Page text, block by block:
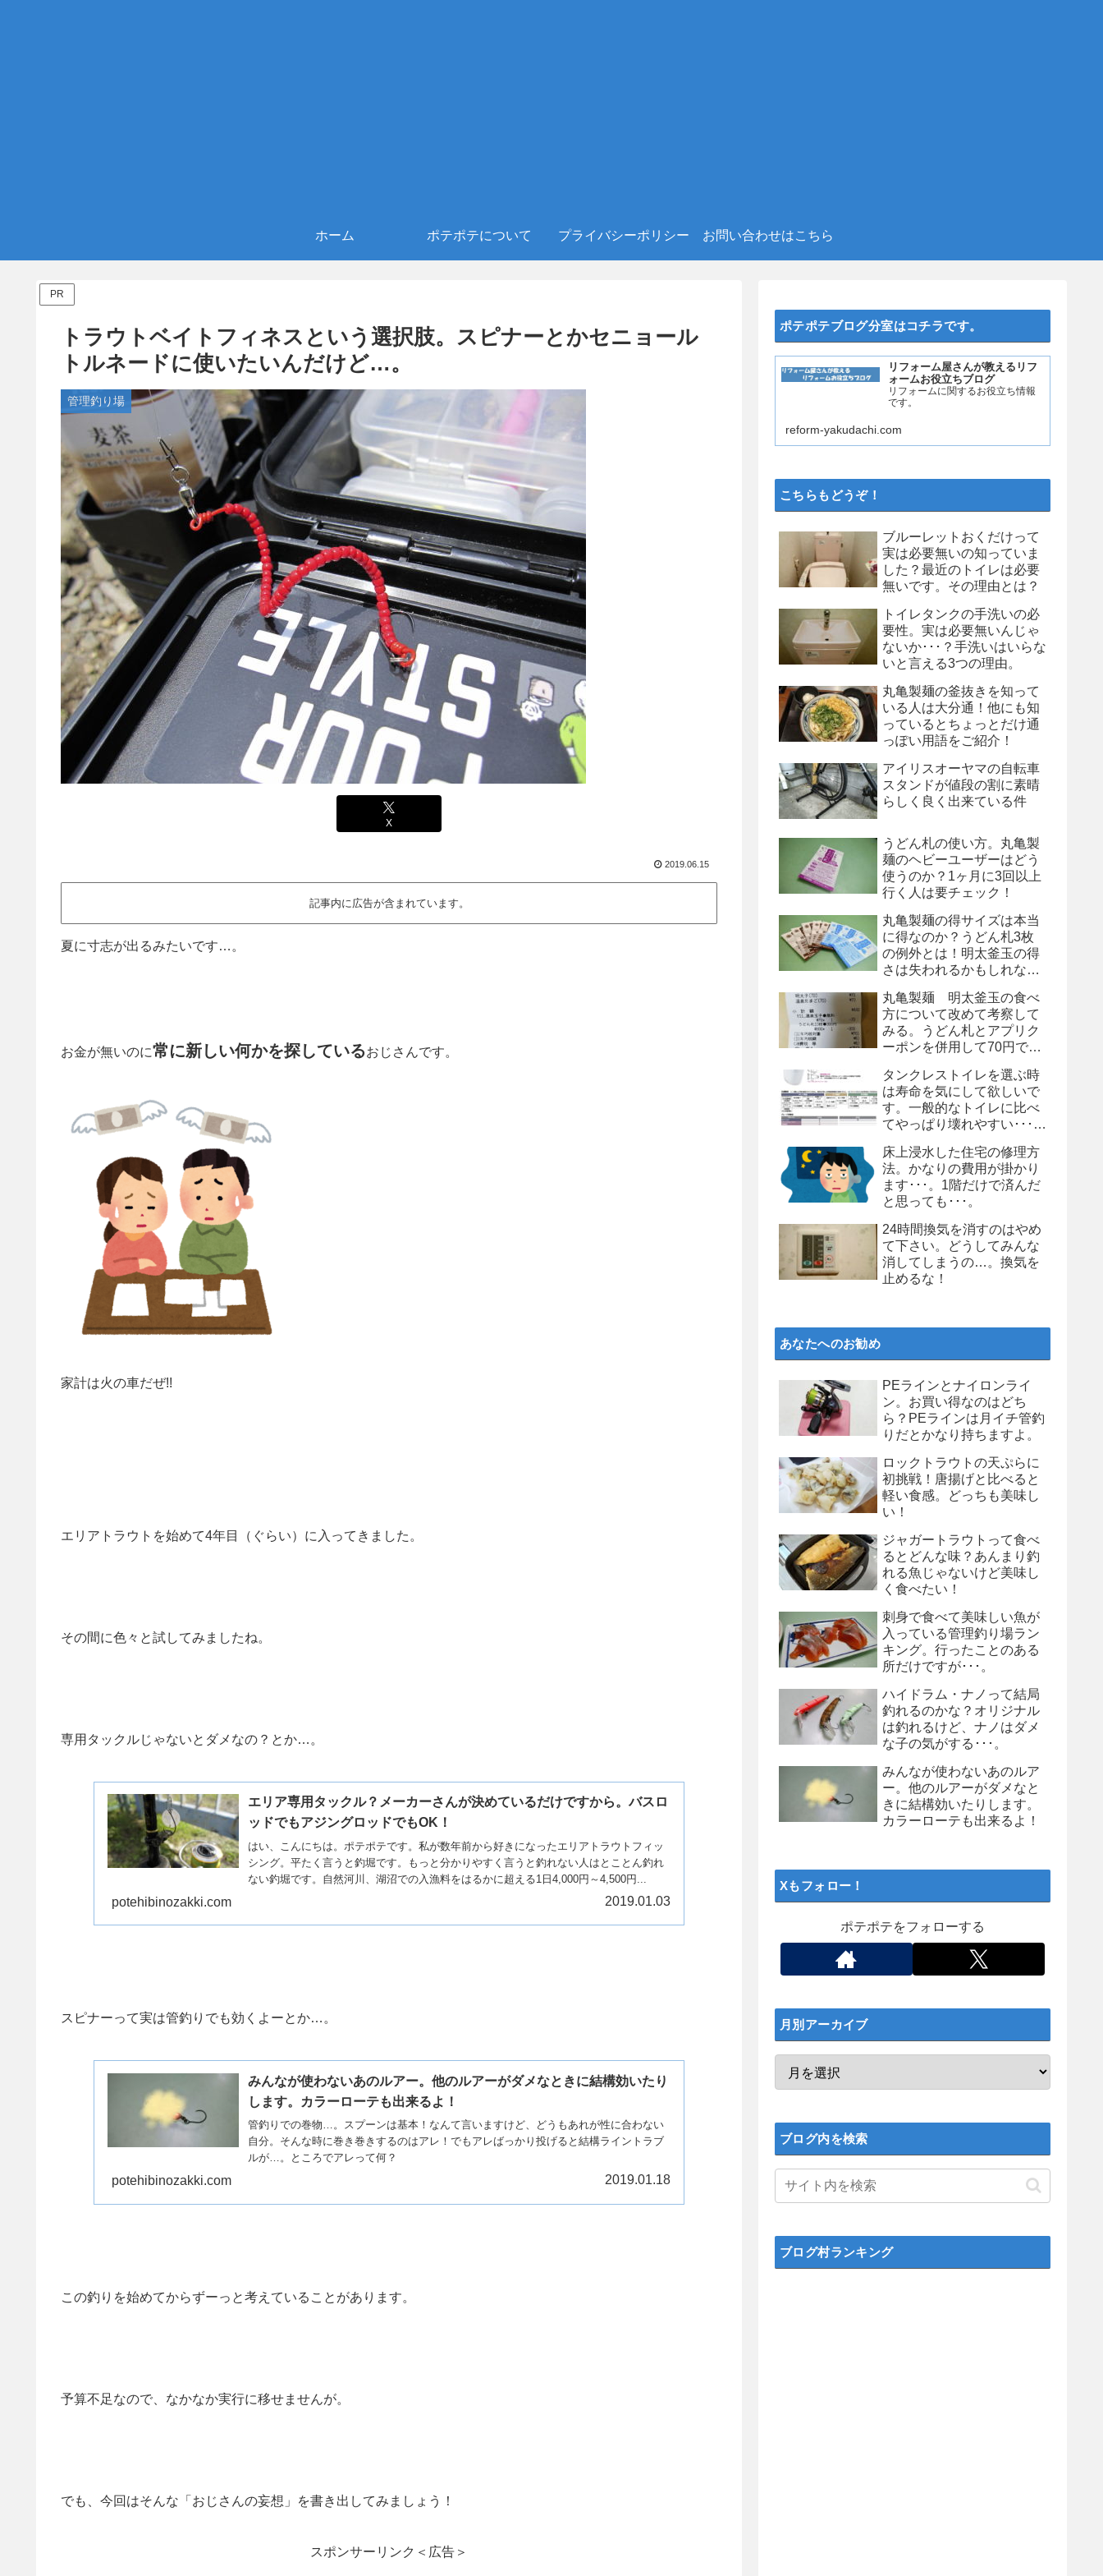
ホーム ポテポテについて プライバシーポリシー お問い合わせはこちら
PR
トラウトベイトフィネスという選択肢。スピナーとかセニョール
トルネードに使いたいんだけど…。
管理釣り場
X
2019.06.15
記事内に広告が含まれています。
夏に寸志が出るみたいです…。
お金が無いのに常に新しい何かを探しているおじさんです。
家計は火の車だぜ!!
エリアトラウトを始めて4年目（ぐらい）に入ってきました。
その間に色々と試してみましたね。
専用タックルじゃないとダメなの？とか…。
エリア専用タックル？メーカーさんが決めているだけですから。バスロ
ッドでもアジングロッドでもOK！
はい、こんにちは。ポテポテです。私が数年前から好きになったエリアトラウトフィッ
シング。平たく言うと釣堀です。もっと分かりやすく言うと釣れない人はとことん釣れ
ない釣堀です。自然河川、湖沼での入漁料をはるかに超える1日4,000円～4,500円...
potehibinozakki.com 2019.01.03
スピナーって実は管釣りでも効くよーとか…。
みんなが使わないあのルアー。他のルアーがダメなときに結構効いたり
します。カラーローテも出来るよ！
管釣りでの巻物…。スプーンは基本！なんて言いますけど、どうもあれが性に合わない
自分。そんな時に巻き巻きするのはアレ！でもアレばっかり投げると結構ライントラブ
ルが…。ところでアレって何？
potehibinozakki.com 2019.01.18
この釣りを始めてからずーっと考えていることがあります。
予算不足なので、なかなか実行に移せませんが。
でも、今回はそんな「おじさんの妄想」を書き出してみましょう！
スポンサーリンク＜広告＞
ポテポテブログ分室はコチラです。
リフォーム屋さんが教えるリフ
ォームお役立ちブログ
リフォームに関するお役立ち情報
です。
reform-yakudachi.com
こちらもどうぞ！
ブルーレットおくだけって
実は必要無いの知っていま
した？最近のトイレは必要
無いです。その理由とは？
トイレタンクの手洗いの必
要性。実は必要無いんじゃ
ないか･･･？手洗いはいらな
いと言える3つの理由。
丸亀製麺の釜抜きを知って
いる人は大分通！他にも知
っているとちょっとだけ通
っぽい用語をご紹介！
アイリスオーヤマの自転車
スタンドが値段の割に素晴
らしく良く出来ている件
うどん札の使い方。丸亀製
麺のヘビーユーザーはどう
使うのか？1ヶ月に3回以上
行く人は要チェック！
丸亀製麺の得サイズは本当
に得なのか？うどん札3枚
の例外とは！明太釜玉の得
さは失われるかもしれな
丸亀製麺 明太釜玉の食べ
方について改めて考察して
みる。うどん札とアプリク
ーポンを併用して70円で
タンクレストイレを選ぶ時
は寿命を気にして欲しいで
す。一般的なトイレに比べ
てやっぱり壊れやすい･･･。
よ、タンクレストイレ
床上浸水した住宅の修理方
法。かなりの費用が掛かり
ます･･･。1階だけで済んだ
と思っても･･･。
24時間換気を消すのはやめ
て下さい。どうしてみんな
消してしまうの…。換気を
止めるな！
あなたへのお勧め
PEラインとナイロンライ
ン。お買い得なのはどち
ら？PEラインは月イチ管釣
りだとかなり持ちますよ。
ロックトラウトの天ぷらに
初挑戦！唐揚げと比べると
軽い食感。どっちも美味し
い！
ジャガートラウトって食べ
るとどんな味？あんまり釣
れる魚じゃないけど美味し
く食べたい！
刺身で食べて美味しい魚が
入っている管理釣り場ラン
キング。行ったことのある
所だけですが･･･。
ハイドラム・ナノって結局
釣れるのかな？オリジナル
は釣れるけど、ナノはダメ
な子の気がする･･･。
みんなが使わないあのルア
ー。他のルアーがダメなと
きに結構効いたりします。
カラーローテも出来るよ！
Xもフォロー！
ポテポテをフォローする
月別アーカイブ
ブログ内を検索
ブログ村ランキング